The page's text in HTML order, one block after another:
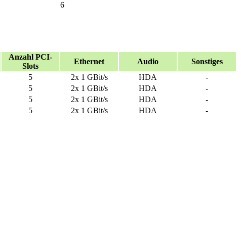
6
Anzahl PCI-
Slots
Ethernet Audio
Sonstiges
5 2x 1 GBit/s HDA
-
5 2x 1 GBit/s HDA
-
5 2x 1 GBit/s HDA
-
5 2x 1 GBit/s HDA -